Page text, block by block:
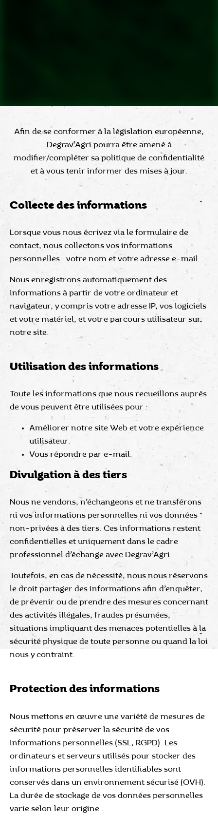
Afin de se conformer à la législation européenne,
Degrav’Agri pourra être amené à
modifier/compléter sa politique de confidentialité
et à vous tenir informer des mises à jour.
Collecte des informations
Lorsque vous nous écrivez via le formulaire de
contact, nous collectons vos informations
personnelles : votre nom et votre adresse e-mail.
Nous enregistrons automatiquement des
informations à partir de votre ordinateur et
navigateur, y compris votre adresse IP, vos logiciels
et votre matériel, et votre parcours utilisateur sur
notre site.
Utilisation des informations
Toute les informations que nous recueillons auprès
de vous peuvent être utilisées pour :
Améliorer notre site Web et votre expérience
utilisateur.
Vous répondre par e-mail.
Divulgation à des tiers
Nous ne vendons, n’échangeons et ne transférons
ni vos informations personnelles ni vos données
non-privées à des tiers. Ces informations restent
confidentielles et uniquement dans le cadre
professionnel d’échange avec Degrav’Agri.
Toutefois, en cas de nécessité, nous nous réservons
le droit partager des informations afin d’enquêter,
de prévenir ou de prendre des mesures concernant
des activités illégales, fraudes présumées,
situations impliquant des menaces potentielles à la
sécurité physique de toute personne ou quand la loi
nous y contraint.
Protection des informations
Nous mettons en œuvre une variété de mesures de
sécurité pour préserver la sécurité de vos
informations personnelles (SSL, RGPD). Les
ordinateurs et serveurs utilisés pour stocker des
informations personnelles identifiables sont
conservés dans un environnement sécurisé (OVH).
La durée de stockage de vos données personnelles
varie selon leur origine :